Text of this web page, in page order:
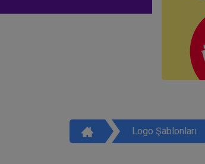
Logo Şablonları